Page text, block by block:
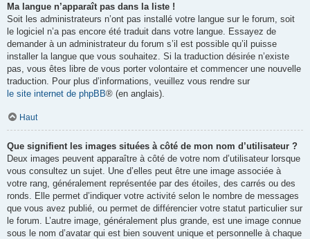
Ma langue n’apparaît pas dans la liste !
Soit les administrateurs n’ont pas installé votre langue sur le forum, soit
le logiciel n’a pas encore été traduit dans votre langue. Essayez de
demander à un administrateur du forum s’il est possible qu’il puisse
installer la langue que vous souhaitez. Si la traduction désirée n’existe
pas, vous êtes libre de vous porter volontaire et commencer une nouvelle
traduction. Pour plus d’informations, veuillez vous rendre sur
le site internet de phpBB® (en anglais).
Haut
Que signifient les images situées à côté de mon nom d’utilisateur ?
Deux images peuvent apparaître à côté de votre nom d’utilisateur lorsque
vous consultez un sujet. Une d’elles peut être une image associée à
votre rang, généralement représentée par des étoiles, des carrés ou des
ronds. Elle permet d’indiquer votre activité selon le nombre de messages
que vous avez publié, ou permet de différencier votre statut particulier sur
le forum. L’autre image, généralement plus grande, est une image connue
sous le nom d’avatar qui est bien souvent unique et personnelle à chaque